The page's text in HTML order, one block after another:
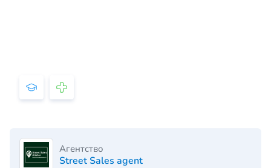
Агентство
Street Sales agent